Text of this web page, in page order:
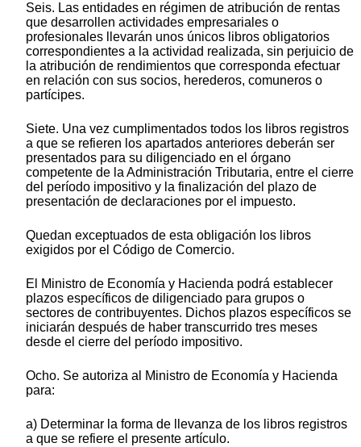
Seis. Las entidades en régimen de atribución de rentas
que desarrollen actividades empresariales o
profesionales llevarán unos únicos libros obligatorios
correspondientes a la actividad realizada, sin perjuicio de
la atribución de rendimientos que corresponda efectuar
en relación con sus socios, herederos, comuneros o
partícipes.
Siete. Una vez cumplimentados todos los libros registros
a que se refieren los apartados anteriores deberán ser
presentados para su diligenciado en el órgano
competente de la Administración Tributaria, entre el cierre
del período impositivo y la finalización del plazo de
presentación de declaraciones por el impuesto.
Quedan exceptuados de esta obligación los libros
exigidos por el Código de Comercio.
El Ministro de Economía y Hacienda podrá establecer
plazos específicos de diligenciado para grupos o
sectores de contribuyentes. Dichos plazos específicos se
iniciarán después de haber transcurrido tres meses
desde el cierre del período impositivo.
Ocho. Se autoriza al Ministro de Economía y Hacienda
para:
a) Determinar la forma de llevanza de los libros registros
a que se refiere el presente artículo.